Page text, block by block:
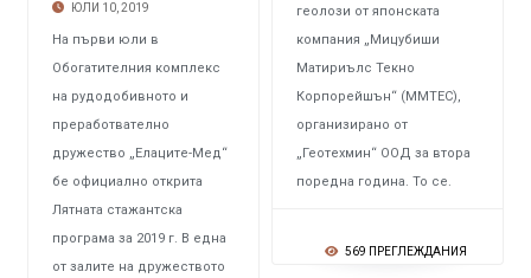
геолози от японската
компания „Мицубиши
Матириълс Текно
Корпорейшън“ (ММТEC),
организирано от
„Геотехмин“ ООД за втора
поредна година. То се.
569 ПРЕГЛЕЖДАНИЯ
ЮЛИ 10, 2019
На първи юли в
Обогатителния комплекс
на рудодобивното и
преработвателно
дружество „Елаците-Мед“
бе официално открита
Лятната стажантска
програма за 2019 г. В една
от залите на дружеството